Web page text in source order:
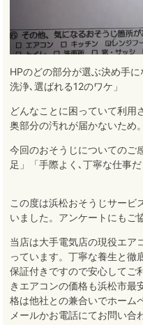
HPのどの部分が選ぶ決め手
洗浄､選ばれる12のワケ」
どんなことに困っていて利用
奥部分の汚れが届かないため
今回のおそうじについてのご
足」「手際よく､丁寧な仕事だ
この度は浜松おそうじサービ
いました。アンケートにもご
当店は大手電気店の現役エア
っています。丁寧な養生と徹
保証付きですので安心してご
きエアコンの価格も浜松市最
格は他社との兼合いでホーム
メールかお電話にてお問い合